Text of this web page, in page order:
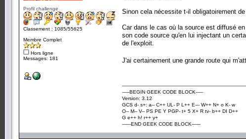
Profil challenge
Classement : 1085/55625
Membre Complet
Hors ligne
Messages: 181
Sinon cela nécessite t-il obligatoirement
Car dans le cas où la source est diffusé
son code source qu'en lui injectant un
de l'exploit.
J'ai certainement une grande route qui
-----BEGIN GEEK CODE BLOCK-----
Version: 3.12
GCS d- s+: a-- C++ UL- P L++ E--- W++ N+ o K- w
O-- M-- V-- PS PE Y PGP- t+ 5 X+ R tv- b++ DI D++
G e++ h! r++ y+
------END GEEK CODE BLOCK------